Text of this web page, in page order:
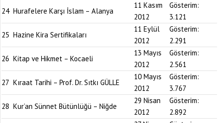
24 Hurafelere Karşı İslam – Alanya
11 Kasım
2012
Gösterim:
3.121
25 Hazine Kira Sertifikaları
11 Eylül
2012
Gösterim:
2.291
26 Kitap ve Hikmet – Kocaeli
13 Mayıs
2012
Gösterim:
2.561
27 Kıraat Tarihi – Prof. Dr. Sıtkı GÜLLE
10 Mayıs
2012
Gösterim:
3.767
28 Kur’an Sünnet Bütünlüğü – Niğde
29 Nisan
2012
Gösterim:
2.892